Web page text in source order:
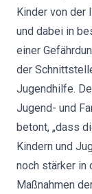
Kinder von der
und dabei in
einer
der
Jugendhilfe.
Jugend- und
betont, „dass
Kindern und
noch stärker in
Maßnahmen